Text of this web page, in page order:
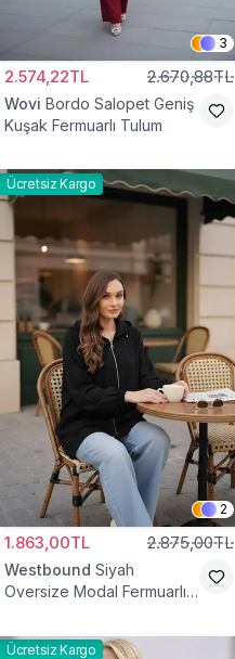
3
2.574,22TL 2.670,88TL
Wovi Bordo Salopet Geniş
Kuşak Fermuarlı Tulum
Ücretsiz Kargo
2
1.863,00TL 2.875,00TL
Westbound Siyah
Oversize Modal Fermuarlı
Ücretsiz Kargo